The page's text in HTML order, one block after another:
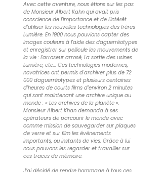
Avec cette aventure, nous étions sur les pas
de Monsieur Albert Kahn qui avait pris
conscience de l'importance et de l'intérêt
d'utiliser les nouvelles technologies des frères
Lumière. En 1900 nous pouvions capter des
images couleurs à l'aide des daguerréotypes
et enregistrer sur pellicule les mouvements de
la vie : l'arroseur arrosé, La sortie des usines
Lumière, etc... Ces technologies modernes,
novatrices ont permis d'archiver plus de 72
000 daguerréotypes et plusieurs centaines
d'heures de courts films d'environ 2 minutes
qui sont maintenant une archive unique au
monde : « Les archives de la planète ».
Monsieur Albert Khan demanda à ses
opérateurs de parcourir le monde avec
comme mission de sauvegarder sur plaques
de verre et sur film les événements
importants, ou instants de vies. Grâce à lui
nous pouvons les regarder et travailler sur
ces traces de mémoire.